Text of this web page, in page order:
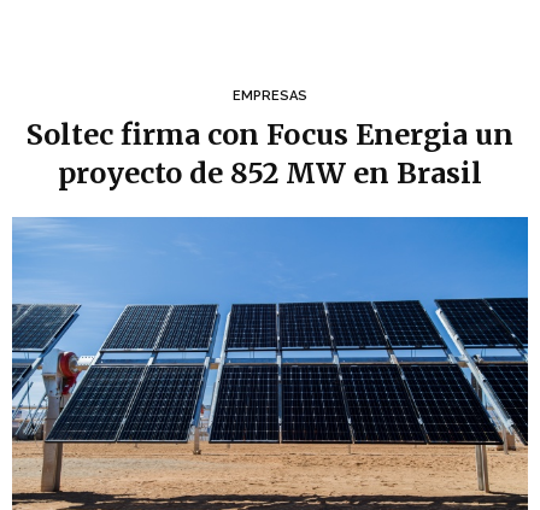
EMPRESAS
Soltec firma con Focus Energia un
proyecto de 852 MW en Brasil